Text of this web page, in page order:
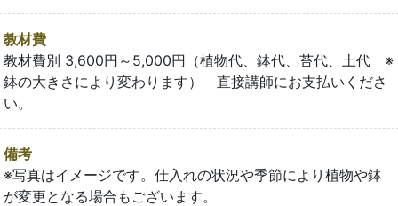
教材費
教材費別 3,600円～5,000円（植物代、鉢代、苔代、土代 ※
鉢の大きさにより変わります） 直接講師にお支払いくださ
い。
備考
※写真はイメージです。仕入れの状況や季節により植物や鉢
が変更となる場合もございます。